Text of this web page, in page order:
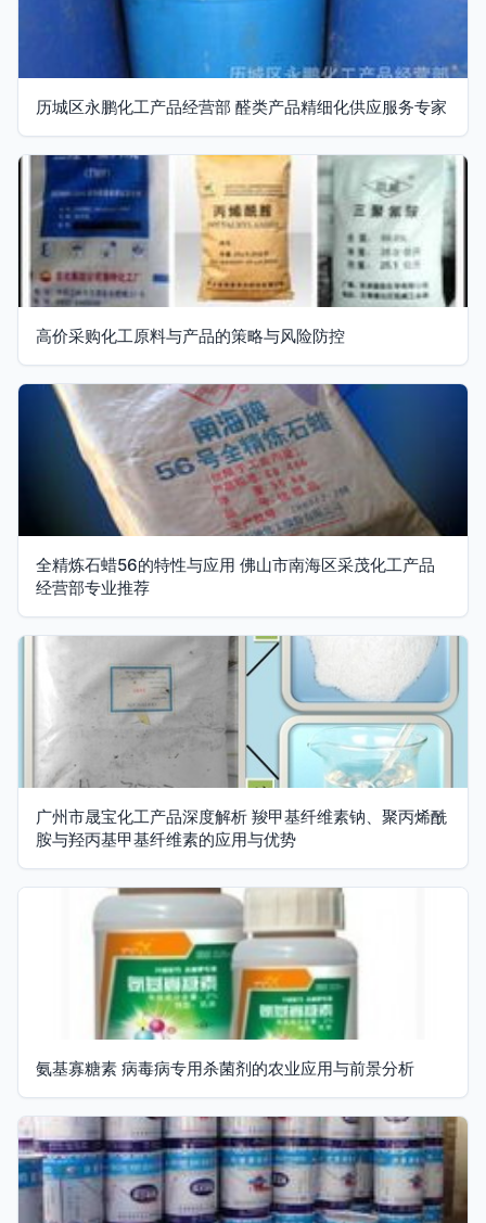
历城区永鹏化工产品经营部 醛类产品精细化供应服务专家
高价采购化工原料与产品的策略与风险防控
全精炼石蜡56的特性与应用 佛山市南海区采茂化工产品
经营部专业推荐
广州市晟宝化工产品深度解析 羧甲基纤维素钠、聚丙烯酰
胺与羟丙基甲基纤维素的应用与优势
氨基寡糖素 病毒病专用杀菌剂的农业应用与前景分析